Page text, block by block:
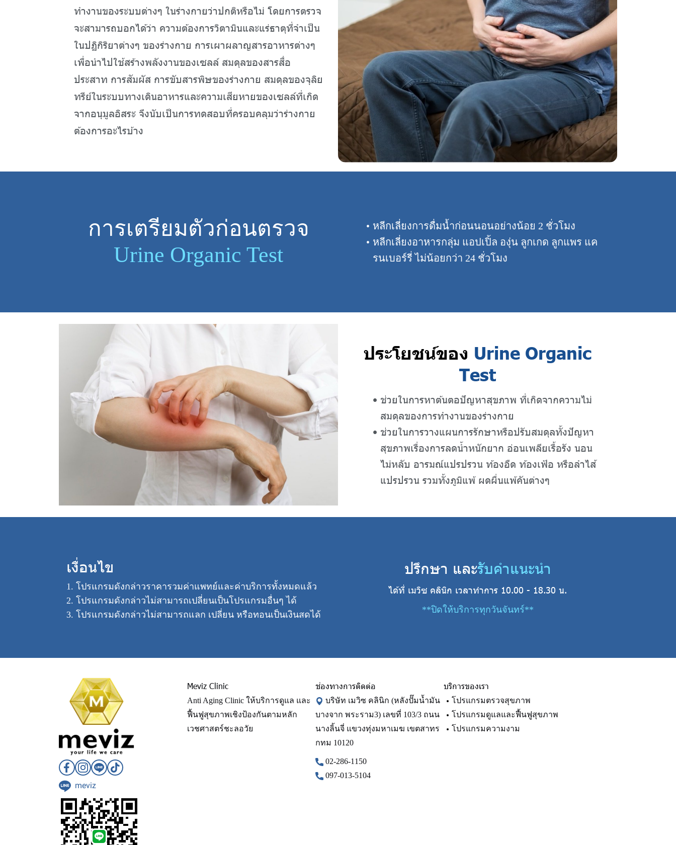
ทำงานของระบบต่างๆ ในร่างกายว่าปกติหรือไม่ โดยการตรวจ
จะสามารถบอกได้ว่า ความต้องการวิตามินและแร่ธาตุที่จำเป็น
ในปฏิกิริยาต่างๆ ของร่างกาย การเผาผลาญสารอาหารต่างๆ
เพื่อนำไปใช้สร้างพลังงานของเซลล์ สมดุลของสารสื่อ
ประสาท การสัมผัส การขับสารพิษของร่างกาย สมดุลของจุลิย
ทรีย์ในระบบทางเดินอาหารและความเสียหายของเซลล์ที่เกิด
จากอนุมูลอิสระ จึงนับเป็นการทดสอบที่ครอบคลุมว่าร่างกาย
ต้องการอะไรบ้าง
การเตรียมตัวก่อนตรวจ
Urine Organic Test
หลีกเลี่ยงการดื่มน้ำก่อนนอนอย่างน้อย 2 ชั่วโมง
หลีกเลี่ยงอาหารกลุ่ม แอปเปิ้ล องุ่น ลูกเกด ลูกแพร แค
รนเบอร์รี่ ไม่น้อยกว่า 24 ชั่วโมง
ประโยชน์ของ Urine Organic
Test
ช่วยในการหาต้นตอปัญหาสุขภาพ ที่เกิดจากความไม่
สมดุลของการทำงานของร่างกาย
ช่วยในการวางแผนการรักษาหรือปรับสมดุลทั้งปัญหา
สุขภาพเรื่องการลดน้ำหนักยาก อ่อนเพลียเรื้อรัง นอน
ไม่หลับ อารมณ์แปรปรวน ท้องอืด ท้องเฟ้อ หรือลำไส้
แปรปรวน รวมทั้งภูมิแพ้ ผดผื่นแพ้คันต่างๆ
เงื่อนไข
1. โปรแกรมดังกล่าวราคารวมค่าแพทย์และค่าบริการทั้งหมดแล้ว
2. โปรแกรมดังกล่าวไม่สามารถเปลี่ยนเป็นโปรแกรมอื่นๆ ได้
3. โปรแกรมดังกล่าวไม่สามารถแลก เปลี่ยน หรือทอนเป็นเงินสดได้
ปรึกษา และรับคำแนะนำ
ได้ที่ เมวิซ คลินิก เวลาทำการ 10.00 - 18.30 น.
**ปิดให้บริการทุกวันจันทร์**
meviz
Meviz Clinic
Anti Aging Clinic ให้บริการดูแล และ
ฟื้นฟูสุขภาพเชิงป้องกัน ตามหลัก
เวชศาสตร์ชะลอวัย
ช่องทางการติดต่อ
บริษัท เมวิซ คลินิก (หลังปั๊มน้ำมัน
บางจาก พระราม3) เลขที่ 103/3 ถนน
นางลิ้นจี่ แขวงทุ่งมหาเมฆ เขตสาทร
กทม 10120
02-286-1150
097-013-5104
บริการของเรา
โปรแกรมตรวจสุขภาพ
โปรแกรมดูแลและฟื้นฟูสุขภาพ
โปรแกรมความงาม